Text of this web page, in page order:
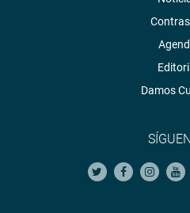
Damos